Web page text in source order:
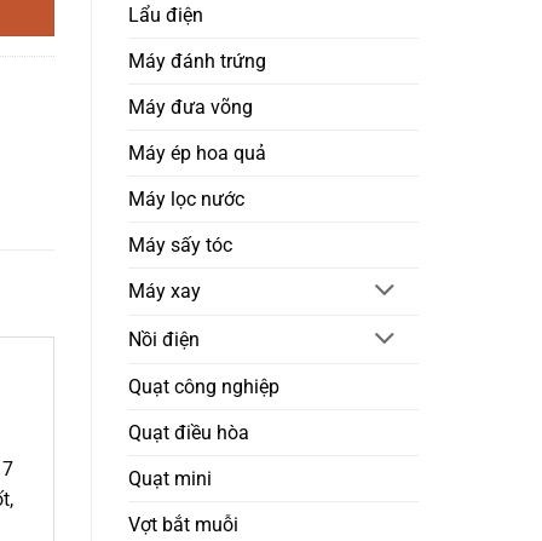
Lẩu điện
Máy đánh trứng
Máy đưa võng
Máy ép hoa quả
Máy lọc nước
Máy sấy tóc
Máy xay
Nồi điện
Quạt công nghiệp
Quạt điều hòa
Quạt mini
Vợt bắt muỗi